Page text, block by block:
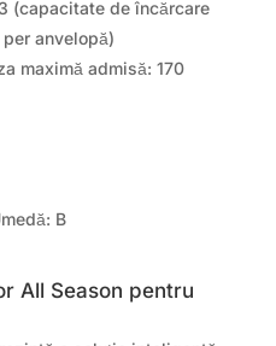
(capacitate de încărcare
per anvelopă)
maximă admisă: 170
B
All Season pentru